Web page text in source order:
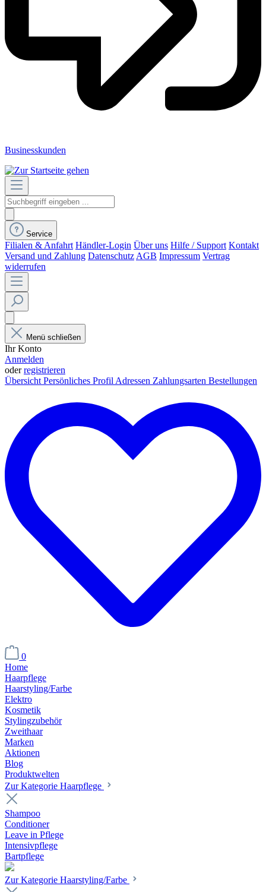
Businesskunden
Service
Filialen & Anfahrt Händler-Login Über uns Hilfe / Support Kontakt
Versand und Zahlung Datenschutz AGB Impressum Vertrag
widerrufen
Menü schließen
Ihr Konto
Anmelden
oderregistrieren
Übersicht Persönliches Profil Adressen Zahlungsarten Bestellungen
0
Home
Haarpflege
Haarstyling/Farbe
Elektro
Kosmetik
Stylingzubehör
Zweithaar
Marken
Aktionen
Blog
Produktwelten
Zur Kategorie Haarpflege
Shampoo
Conditioner
Leave in Pflege
Intensivpflege
Bartpflege
Zur Kategorie Haarstyling/Farbe